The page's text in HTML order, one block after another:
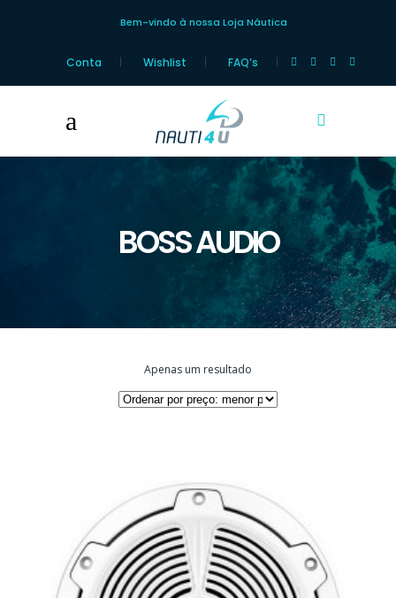
Bem-vindo à nossa Loja Náutica
Conta Wishlist FAQ’s
BOSS AUDIO
Apenas um resultado